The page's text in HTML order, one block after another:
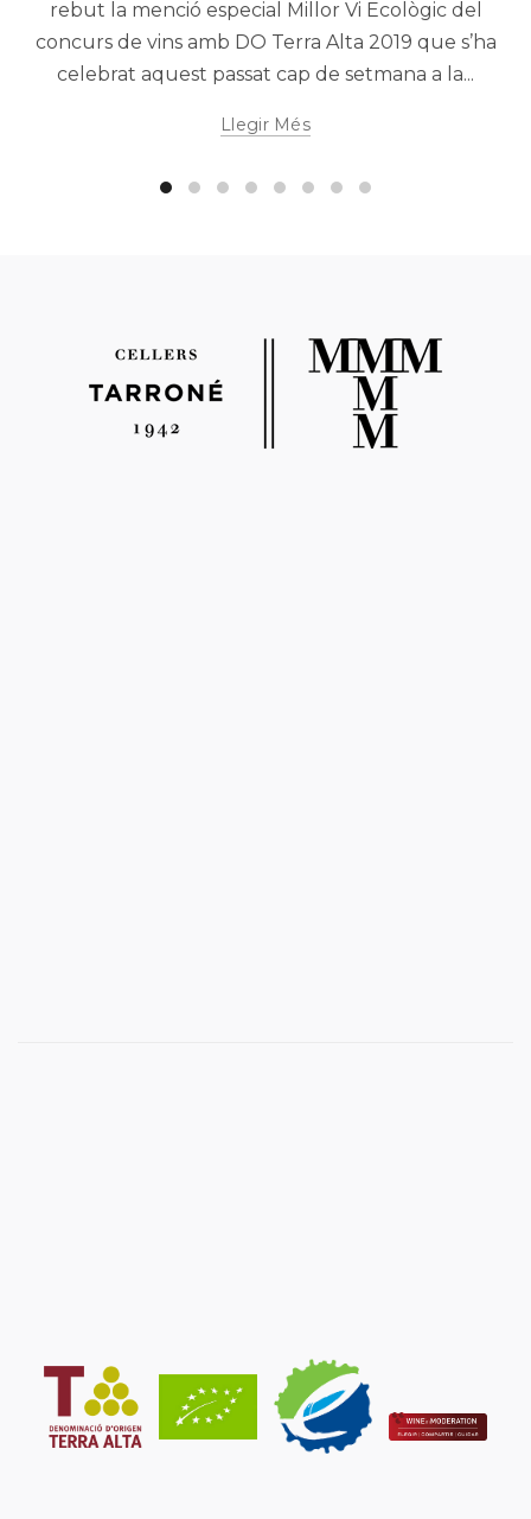
rebut la menció especial Millor Vi Ecològic del
concurs de vins amb DO Terra Alta 2019 que s’ha
celebrat aquest passat cap de setmana a la...
Llegir Més